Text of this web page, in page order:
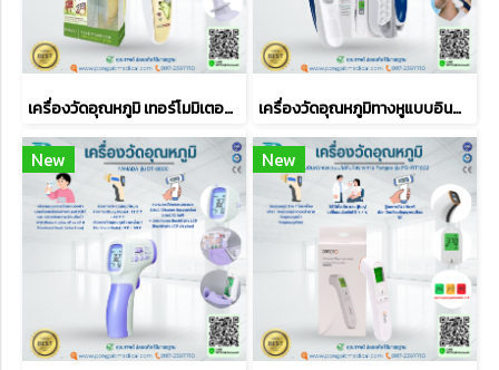
เครื่องวัดอุณหภูมิ เทอร์โมมิเตอร์วัดไข้ทางหู Rossmax รุ่น RA600 เครื่องวัดอุณหภูมิทางหูแบบอินฟราเรด FORA IR20
New New